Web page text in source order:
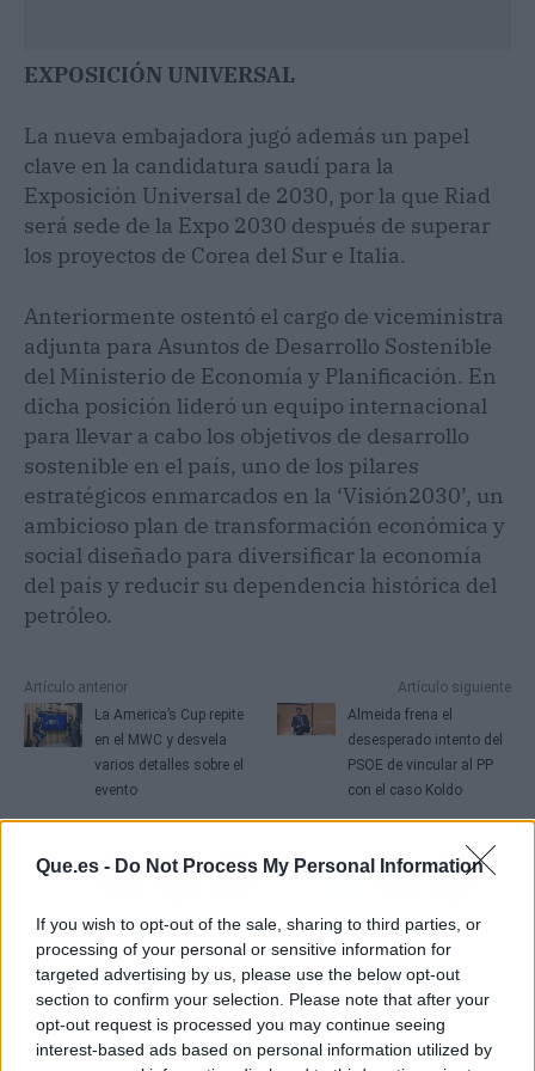
Que.es - Do Not Process My Personal Information
If you wish to opt-out of the sale, sharing to third parties, or
processing of your personal or sensitive information for
targeted advertising by us, please use the below opt-out
section to confirm your selection. Please note that after your
opt-out request is processed you may continue seeing
interest-based ads based on personal information utilized by
EXPOSICIÓN UNIVERSAL
La nueva embajadora jugó además un papel
clave en la candidatura saudí para la
Exposición Universal de 2030, por la que Riad
será sede de la Expo 2030 después de superar
los proyectos de Corea del Sur e Italia.
Anteriormente ostentó el cargo de viceministra
adjunta para Asuntos de Desarrollo Sostenible
del Ministerio de Economía y Planificación. En
dicha posición lideró un equipo internacional
para llevar a cabo los objetivos de desarrollo
sostenible en el país, uno de los pilares
estratégicos enmarcados en la ‘Visión2030’, un
ambicioso plan de transformación económica y
social diseñado para diversificar la economía
del país y reducir su dependencia histórica del
petróleo.
Artículo anterior
La America’s Cup repite
en el MWC y desvela
varios detalles sobre el
evento
Artículo siguiente
Almeida frena el
desesperado intento del
PSOE de vincular al PP
con el caso Koldo